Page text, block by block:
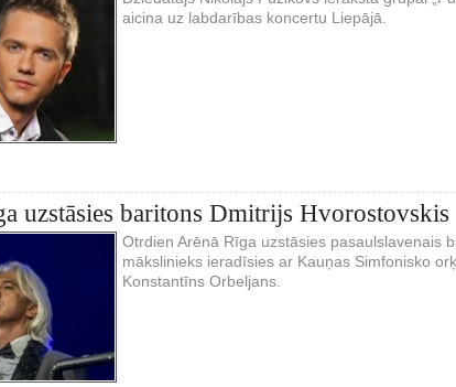
aicina uz labdarības koncertu Liepājā.
uzstāsies baritons Dmitrijs Hvorostovskis
Otrdien Arēnā Rīga uzstāsies pasaulslavenais
mākslinieks ieradīsies ar Kauņas Simfonisko
Konstantīns Orbeljans.